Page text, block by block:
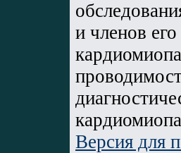
и членов
Версия для